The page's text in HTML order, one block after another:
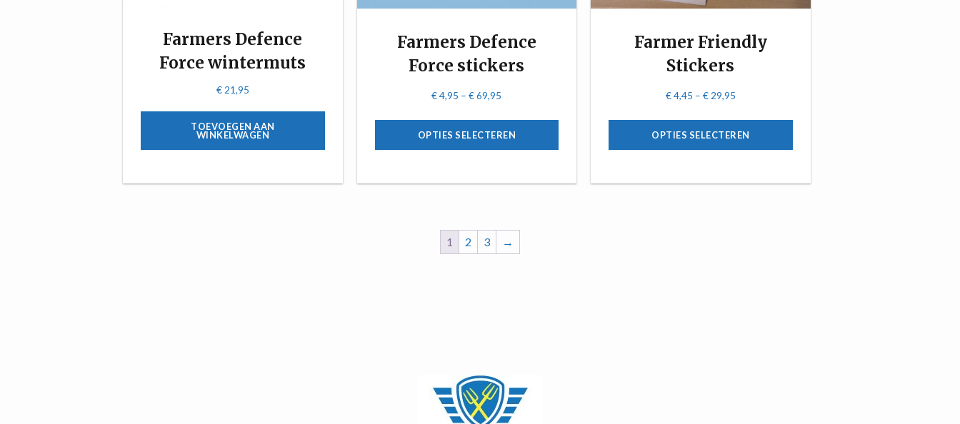
Farmers Defence
Force wintermuts
€21,95
TOEVOEGEN AAN
WINKELWAGEN
Farmers Defence
Force stickers
€4,95 –€69,95
OPTIES SELECTEREN
Farmer Friendly
Stickers
€4,45 – €29,95
OPTIES SELECTEREN
1 2 3 →